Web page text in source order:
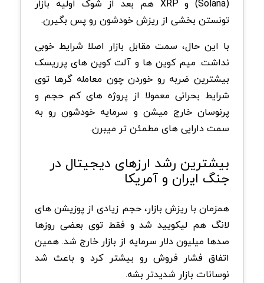
(Solana) و XRP هم بعد از شوک اولیه بازار
تونستن بخشی از ریزش خودشون رو پس بگیرن.
با این حال، سمت مقابل بازار اصلا شرایط خوبی
نداشت. میم کوین ها و آلت کوین های پرریسک
بیشترین ضربه رو خوردن چون معامله گرها توی
شرایط بحرانی معمولا از پروژه های کم حجم و
پرنوسان خارج میشن و سرمایه خودشون رو به
سمت دارایی های مطمئن تر میبرن.
بیشترین رشد ارزهای دیجیتال در
جنگ ایران و آمریکا
همزمان با ریزش بازار، حجم زیادی از پوزیشن های
لانگ هم لیکویید شد و فقط توی بعضی روزها
صدها میلیون دلار سرمایه از بازار خارج شد. همین
اتفاق فشار فروش رو بیشتر کرد و باعث شد
نوسانات بازار شدیدتر بشه.